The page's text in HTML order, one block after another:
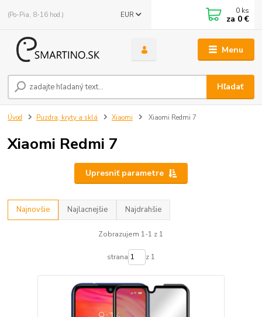
Menu
EUR
Hľadať
(Po-Pia, 8-16 hod.) 0 ks
za 0 €
Úvod Puzdra, kryty a sklá Xiaomi Xiaomi Redmi 7
Xiaomi Redmi 7
Upresniť parametre
Najnovšie Najlacnejšie Najdrahšie
Zobrazujem 1-1 z 1
strana z 1